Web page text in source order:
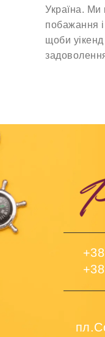
Україна. Ми
побажання
щоби уікенд